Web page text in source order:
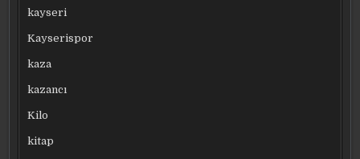
kayseri
Kayserispor
kaza
kazancı
Kilo
kitap